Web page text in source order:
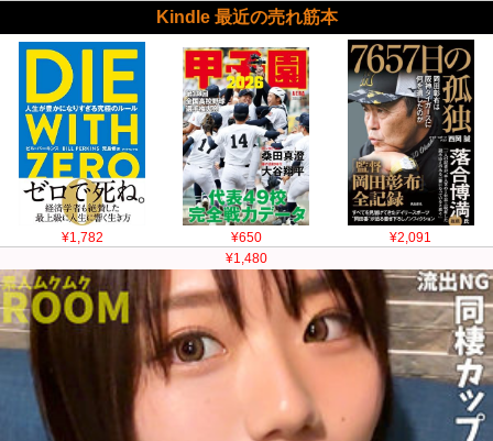
Kindle 最近の売れ筋本
¥1,782 ¥650
¥2,091
¥1,480